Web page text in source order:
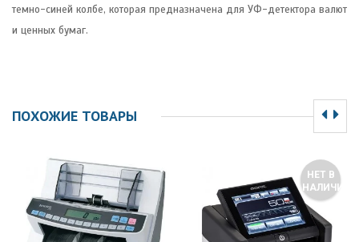
темно-синей колбе, которая предназначена для УФ-детектора валют
и ценных бумаг.
ПОХОЖИЕ ТОВАРЫ
НЕТ В
НАЛИЧИИ